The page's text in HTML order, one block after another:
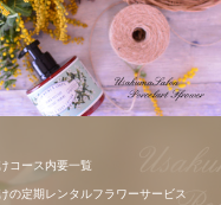
コース内要一覧
の定期レンタルフラワーサービス